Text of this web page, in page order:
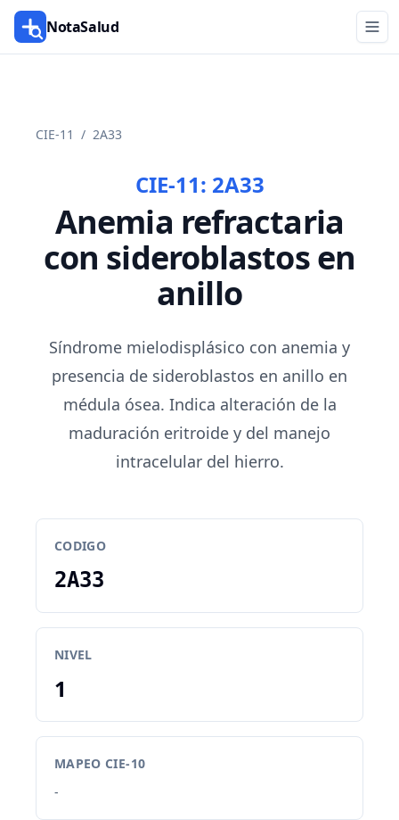
NotaSalud
CIE-11 / 2A33
CIE-11: 2A33
Anemia refractaria
con sideroblastos en
anillo
Síndrome mielodisplásico con anemia y
presencia de sideroblastos en anillo en
médula ósea. Indica alteración de la
maduración eritroide y del manejo
intracelular del hierro.
CODIGO
2A33
NIVEL
1
MAPEO CIE-10
-